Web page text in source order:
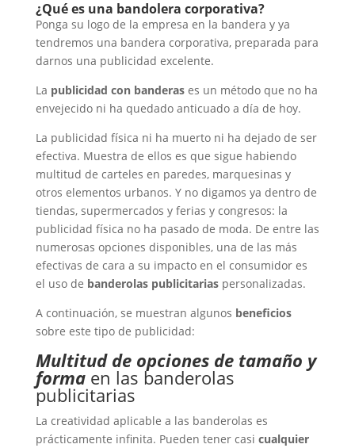
¿Qué es una bandolera corporativa?
Ponga su logo de la empresa en la bandera y ya
tendremos una bandera corporativa, preparada para
darnos una publicidad excelente.
La publicidad con banderases un método que no ha
envejecido ni ha quedado anticuado a día de hoy.
La publicidad física ni ha muerto ni ha dejado de ser
efectiva. Muestra de ellos es que sigue habiendo
multitud de carteles en paredes, marquesinas y
otros elementos urbanos. Y no digamos ya dentro de
tiendas, supermercados y ferias y congresos: la
publicidad física no ha pasado de moda. De entre las
numerosas opciones disponibles, una de las más
efectivas de cara a su impacto en el consumidor es
el uso de banderolas publicitariaspersonalizadas.
A continuación, se muestran algunos beneficios
sobre este tipo de publicidad:
Multitud de opciones de tamaño y
formaen las banderolas
publicitarias
La creatividad aplicable a las banderolas es
prácticamente infinita. Pueden tener casi cualquier